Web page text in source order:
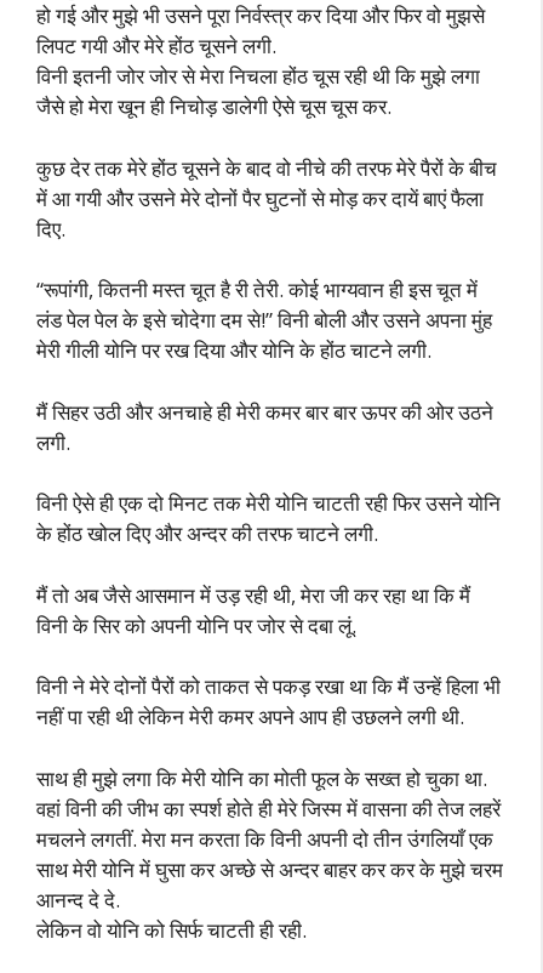
हो गई और मुझे भी उसने पूरा निर्वस्त्र कर दिया और फिर वो मुझसे
लिपट गयी और मेरे होंठ चूसने लगी.
विनी इतनी जोर जोर से मेरा निचला होंठ चूस रही थी कि मुझे लगा
जैसे हो मेरा खून ही निचोड़ डालेगी ऐसे चूस चूस कर.
कुछ देर तक मेरे होंठ चूसने के बाद वो नीचे की तरफ मेरे पैरों के बीच
में आ गयी और उसने मेरे दोनों पैर घुटनों से मोड़ कर दायें बाएं फैला
दिए.
“रूपांगी, कितनी मस्त चूत है री तेरी. कोई भाग्यवान ही इस चूत में
लंड पेल पेल के इसे चोदेगा दम से!” विनी बोली और उसने अपना मुंह
मेरी गीली योनि पर रख दिया और योनि के होंठ चाटने लगी.
मैं सिहर उठी और अनचाहे ही मेरी कमर बार बार ऊपर की ओर उठने
लगी.
विनी ऐसे ही एक दो मिनट तक मेरी योनि चाटती रही फिर उसने योनि
के होंठ खोल दिए और अन्दर की तरफ चाटने लगी.
मैं तो अब जैसे आसमान में उड़ रही थी, मेरा जी कर रहा था कि मैं
विनी के सिर को अपनी योनि पर जोर से दबा लूं.
विनी ने मेरे दोनों पैरों को ताकत से पकड़ रखा था कि मैं उन्हें हिला भी
नहीं पा रही थी लेकिन मेरी कमर अपने आप ही उछलने लगी थी.
साथ ही मुझे लगा कि मेरी योनि का मोती फूल के सख्त हो चुका था.
वहां विनी की जीभ का स्पर्श होते ही मेरे जिस्म में वासना की तेज लहरें
मचलने लगतीं. मेरा मन करता कि विनी अपनी दो तीन उंगलियाँ एक
साथ मेरी योनि में घुसा कर अच्छे से अन्दर बाहर कर कर के मुझे चरम
आनन्द दे दे.
लेकिन वो योनि को सिर्फ चाटती ही रही.